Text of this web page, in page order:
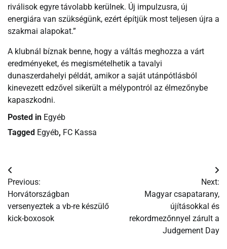
riválisok egyre távolabb kerülnek. Új impulzusra, új
energiára van szükségünk, ezért építjük most teljesen újra a
szakmai alapokat.”
A klubnál bíznak benne, hogy a váltás meghozza a várt
eredményeket, és megismételhetik a tavalyi
dunaszerdahelyi példát, amikor a saját utánpótlásból
kinevezett edzővel sikerült a mélypontról az élmezőnybe
kapaszkodni.
Posted in Egyéb
Tagged Egyéb, FC Kassa
Bejegyzés
navigáció
Previous:
Horvátországban
versenyeztek a vb-re készülő
kick-boxosok
Next:
Magyar csapatarany,
újításokkal és
rekordmezőnnyel zárult a
Judgement Day